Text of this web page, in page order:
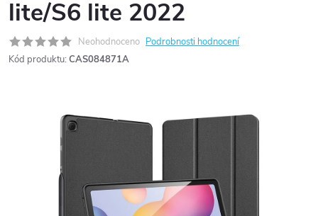
lite/S6 lite 2022
Neohodnoceno Podrobnosti hodnocení
Kód produktu: CAS084871A